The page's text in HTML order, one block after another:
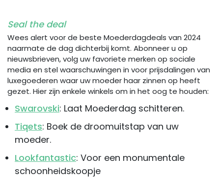
Seal the deal
Wees alert voor de beste Moederdagdeals van 2024
naarmate de dag dichterbij komt. Abonneer u op
nieuwsbrieven, volg uw favoriete merken op sociale
media en stel waarschuwingen in voor prijsdalingen van
luxegoederen waar uw moeder haar zinnen op heeft
gezet. Hier zijn enkele winkels om in het oog te houden:
Swarovski: Laat Moederdag schitteren.
Tiqets: Boek de droomuitstap van uw
moeder.
Lookfantastic: Voor een monumentale
schoonheidskoopje